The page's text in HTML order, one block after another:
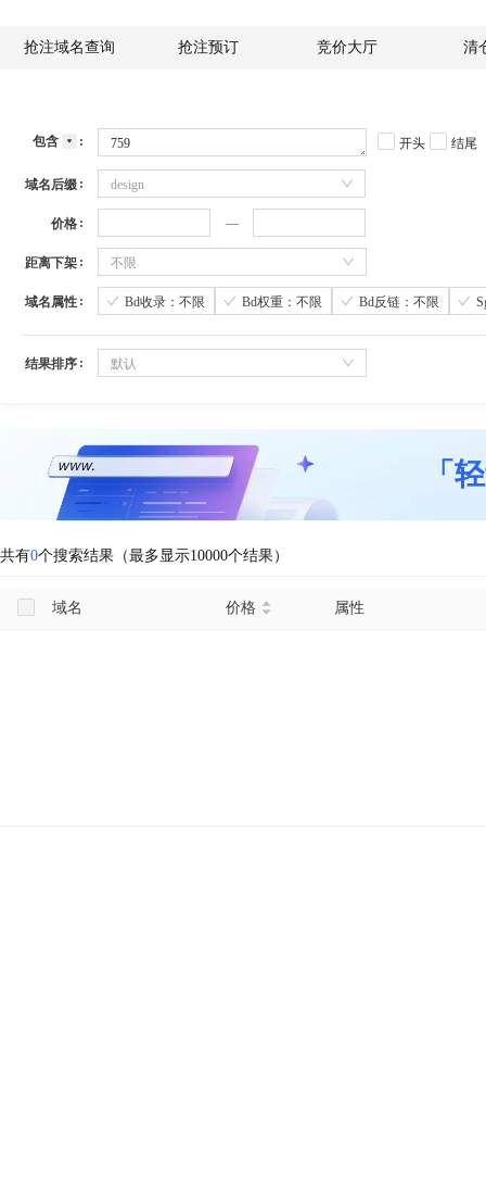
抢注域名查询 抢注预订 竞价大厅 清
包含 开头 结尾
域名后缀 design
价格
距离下架 不限
域名属性 Bd收录：不限 Bd权重：不限 Bd反链：不限
结果排序 默认
「
共有0个搜索结果（最多显示10000个结果）
域名 价格 属性